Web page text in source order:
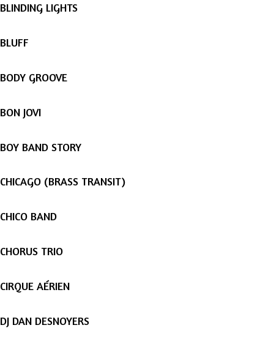
BLINDING LIGHTS
BLUFF
BODY GROOVE
BON JOVI
BOY BAND STORY
CHICAGO (BRASS TRANSIT)
CHICO BAND
CHORUS TRIO
CIRQUE AÉRIEN
DJ DAN DESNOYERS